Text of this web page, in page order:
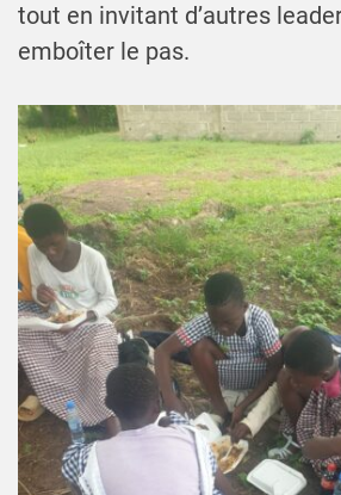
tout en invitant d’autres
emboîter le pas.